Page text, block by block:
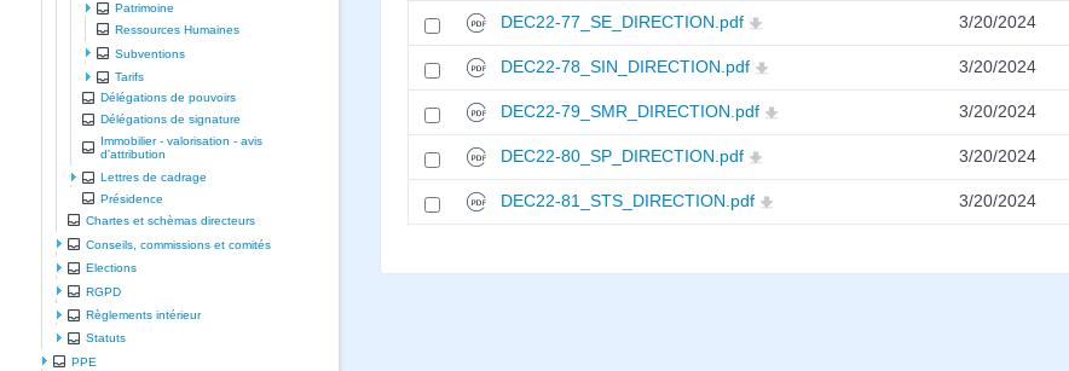
Patrimoine
Ressources Humaines
Subventions
Tarifs
Délégations de pouvoirs
Délégations de signature
Immobilier - valorisation - avis
d'attribution
Lettres de cadrage
Présidence
Chartes et schèmas directeurs
Conseils, commissions et comités
Elections
RGPD
Règlements intérieur
Statuts
PPE
DEC22-77_SE_DIRECTION.pdf 3/20/2024
DEC22-78_SIN_DIRECTION.pdf 3/20/2024
DEC22-79_SMR_DIRECTION.pdf 3/20/2024
DEC22-80_SP_DIRECTION.pdf 3/20/2024
DEC22-81_STS_DIRECTION.pdf 3/20/2024